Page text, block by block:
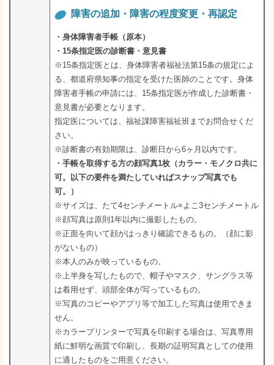
障害の追加・障害の程度変更・再認定
・身体障害者手帳（原本）
・15条指定医の診断書・意見書
※15条指定医とは、身体障害者福祉法第15条の規定によ
る、都道府県知事の指定を受けた医師のことです。身体
障害者手帳の申請には、15条指定医が作成した診断書・
意見書が必要となります。
指定医については、福祉課障害福祉班までお問合せくだ
さい。
※診断書の有効期限は、診断日から6ヶ月以内です。
・手帳を取得する方の顔写真1枚（カラー・モノクロ共に
可。以下の要件を満たしていればスナップ写真でも
可。）
※サイズは、たて4センチメートル×よこ3センチメートル
※顔写真は原則1年以内に撮影したもの。
※正面を向いて顔がはっきり確認できるもの。（顔に影
がないもの）
※本人のみが映っているもの。
※上半身を写したもので、帽子やマスク、サングラス等
は着用せず、頭部全体が写っているもの。
※写真のコピーやアプリ等で加工した写真は使用できま
せん。
※カラープリンターで写真を印刷する場合は、写真専用
紙に鮮明な画質で印刷し、長期の証明写真としての使用
に適したものをご用意ください。